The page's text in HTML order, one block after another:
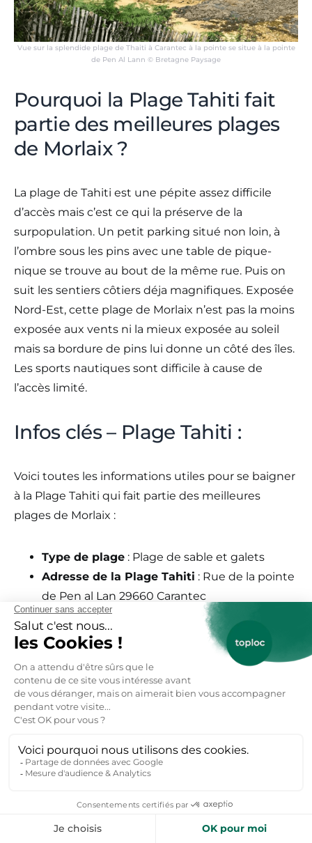
Vue sur la splendide plage de Thaiti à Carantec à la pointe se situe à la pointe
de Pen Al Lann © Bretagne Paysage
Pourquoi la Plage Tahiti fait
partie des meilleures plages
de Morlaix ?
La plage de Tahiti est une pépite assez difficile
d’accès mais c’est ce qui la préserve de la
surpopulation. Un petit parking situé non loin, à
l’ombre sous les pins avec une table de pique-
nique se trouve au bout de la même rue. Puis on
suit les sentiers côtiers déja magnifiques. Exposée
Nord-Est, cette plage de Morlaix n’est pas la moins
exposée aux vents ni la mieux exposée au soleil
mais sa bordure de pins lui donne un côté des îles.
Les sports nautiques sont difficile à cause de
l’accès limité.
Infos clés – Plage Tahiti :
Voici toutes les informations utiles pour se baigner
à la Plage Tahiti qui fait partie des meilleures
plages de Morlaix :
Type de plage : Plage de sable et galets
Adresse de la Plage Tahiti : Rue de la pointe
de Pen al Lan 29660 Carantec
Où se garer ?
: parking gratuit rue de Pen al
Lann
Baignade surveillée
Infos Utiles: Ombre, accès difficile, plage
sauvage, pêche possible
Plage du Kelenn